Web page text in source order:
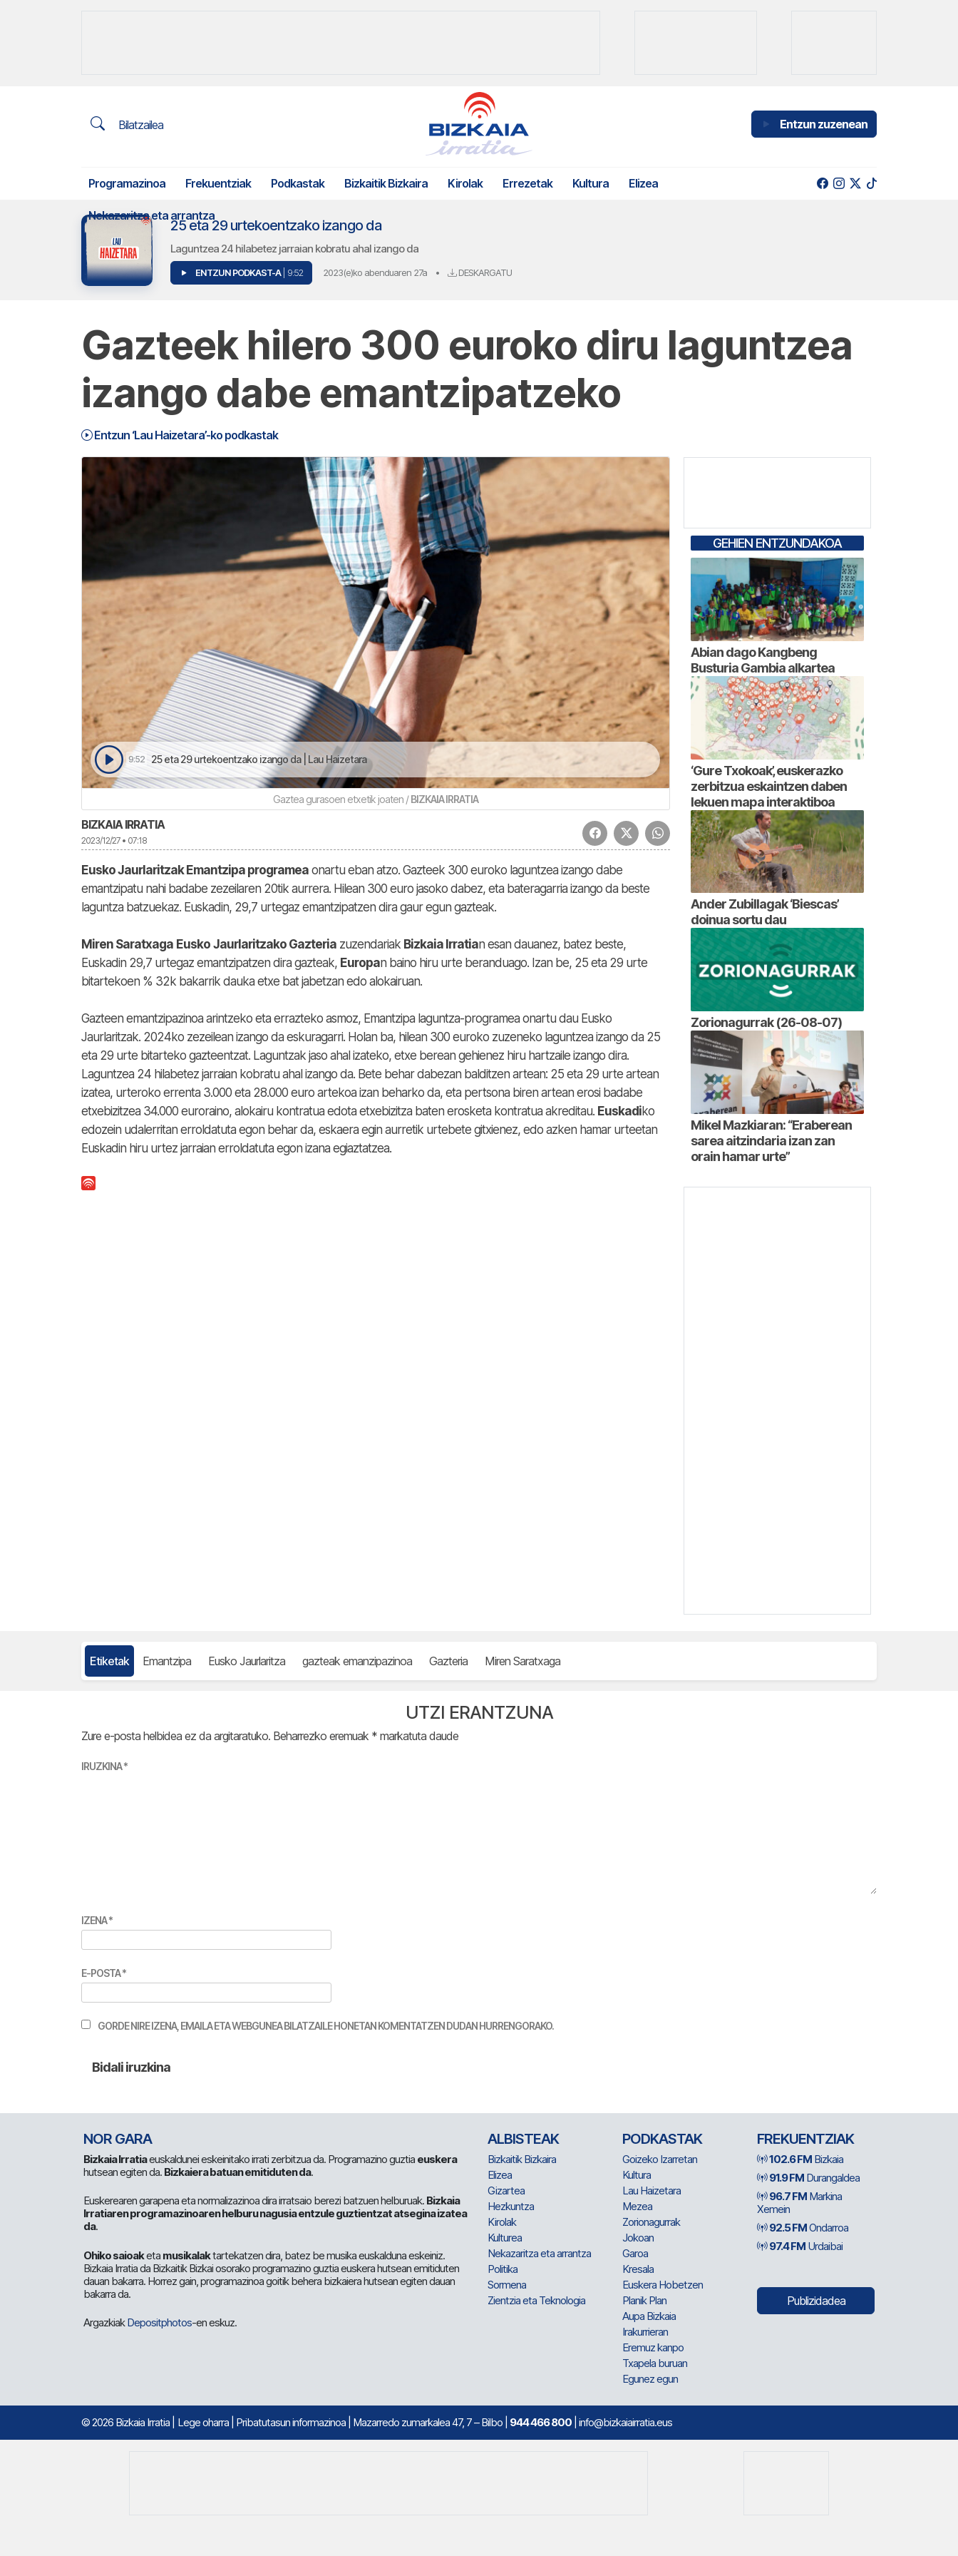
Bilatzailea Entzun zuzenean
Programazinoa Frekuentziak Podkastak Bizkaitik Bizkaira Kirolak Errezetak Kultura Elizea
Nekazaritza eta arrantza
25 eta 29 urtekoentzako izango da
Laguntzea 24 hilabetez jarraian kobratu ahal izango da
ENTZUN PODKAST-A | 9:52 2023(e)ko abenduaren 27a • DESKARGATU
Gazteek hilero 300 euroko diru laguntzea
izango dabe emantzipatzeko
Entzun ‘Lau Haizetara’-ko podkastak
9:52 25 eta 29 urtekoentzako izango da | Lau Haizetara
Gaztea gurasoen etxetik joaten /BIZKAIA IRRATIA
BIZKAIA IRRATIA
2023/12/27 • 07:18
Eusko Jaurlaritzak Emantzipa programea onartu eban atzo. Gazteek 300 euroko laguntzea izango dabe
emantzipatu nahi badabe zezeilaren 20tik aurrera. Hilean 300 euro jasoko dabez, eta bateragarria izango da beste
laguntza batzuekaz. Euskadin, 29,7 urtegaz emantzipatzen dira gaur egun gazteak.
Miren Saratxaga Eusko Jaurlaritzako Gazteria zuzendariak Bizkaia Irratian esan dauanez, batez beste,
Euskadin 29,7 urtegaz emantzipatzen dira gazteak, Europan baino hiru urte beranduago. Izan be, 25 eta 29 urte
bitartekoen % 32k bakarrik dauka etxe bat jabetzan edo alokairuan.
Gazteen emantzipazinoa arintzeko eta errazteko asmoz, Emantzipa laguntza-programea onartu dau Eusko
Jaurlaritzak. 2024ko zezeilean izango da eskuragarri. Holan ba, hilean 300 euroko zuzeneko laguntzea izango da 25
eta 29 urte bitarteko gazteentzat. Laguntzak jaso ahal izateko, etxe berean gehienez hiru hartzaile izango dira.
Laguntzea 24 hilabetez jarraian kobratu ahal izango da. Bete behar dabezan balditzen artean: 25 eta 29 urte artean
izatea, urteroko errenta 3.000 eta 28.000 euro artekoa izan beharko da, eta pertsona biren artean erosi badabe
etxebizitzea 34.000 euroraino, alokairu kontratua edota etxebizitza baten erosketa kontratua akreditau. Euskadiko
edozein udalerritan erroldatuta egon behar da, eskaera egin aurretik urtebete gitxienez, edo azken hamar urteetan
Euskadin hiru urtez jarraian erroldatuta egon izana egiaztatzea.
GEHIEN ENTZUNDAKOA
Abian dago Kangbeng
Busturia Gambia alkartea
‘Gure Txokoak’, euskerazko
zerbitzua eskaintzen daben
lekuen mapa interaktiboa
Ander Zubillagak ‘Biescas’
doinua sortu dau
Zorionagurrak (26-08-07)
Mikel Mazkiaran: “Eraberean
sarea aitzindaria izan zan
orain hamar urte”
Etiketak Emantzipa Eusko Jaurlaritza gazteak emanzipazinoa Gazteria Miren Saratxaga
UTZI ERANTZUNA
Zure e-posta helbidea ez da argitaratuko. Beharrezko eremuak * markatuta daude
IRUZKINA*
IZENA*
E-POSTA*
GORDE NIRE IZENA, EMAILA ETA WEBGUNEA BILATZAILE HONETAN KOMENTATZEN DUDAN HURRENGORAKO.
NOR GARA
Bizkaia Irratiaeuskaldunei eskeinitako irrati zerbitzua da. Programazino guztia euskera
hutsean egiten da. Bizkaiera batuan emitiduten da.
Euskerearen garapena eta normalizazinoa dira irratsaio berezi batzuen helburuak. Bizkaia
Irratiaren programazinoaren helburu nagusia entzule guztientzat atsegina izatea
da.
Ohiko saioaketa musikalaktartekatzen dira, batez be musika euskalduna eskeiniz.
Bizkaia Irratia da Bizkaitik Bizkai osorako programazino guztia euskera hutsean emitiduten
dauan bakarra. Horrez gain, programazinoa goitik behera bizkaiera hutsean egiten dauan
bakarra da.
ArgazkiakDepositphotos-en eskuz.
ALBISTEAK
Bizkaitik Bizkaira
Elizea
Gizartea
Hezkuntza
Kirolak
Kulturea
Nekazaritza eta arrantza
Politika
Sormena
Zientzia eta Teknologia
PODKASTAK
Goizeko Izarretan
Kultura
Lau Haizetara
Mezea
Zorionagurrak
Jokoan
Garoa
Kresala
Euskera Hobetzen
Planik Plan
Aupa Bizkaia
Irakurrieran
Eremuz kanpo
Txapela buruan
Egunez egun
FREKUENTZIAK
102.6 FM Bizkaia
91.9 FM Durangaldea
96.7 FM Markina
Xemein
92.5 FMOndarroa
97.4 FM Urdaibai
Publizidadea
© 2026 Bizkaia Irratia Lege oharra Pribatutasun informazinoa | Mazarredo zumarkalea 47, 7 – Bilbo | 944 466 800 | info@bizkaiairratia.eus